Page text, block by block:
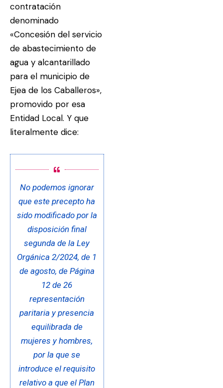
contratación
denominado
«Concesión del servicio
de abastecimiento de
agua y alcantarillado
para el municipio de
Ejea de los Caballeros»,
promovido por esa
Entidad Local. Y que
literalmente dice:
No podemos ignorar
que este precepto ha
sido modificado por la
disposición final
segunda de la Ley
Orgánica 2/2024, de 1
de agosto, de Página
12 de 26
representación
paritaria y presencia
equilibrada de
mujeres y hombres,
por la que se
introduce el requisito
relativo a que el Plan